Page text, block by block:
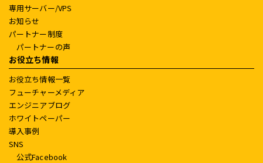
専用サーバー/VPS
お知らせ
パートナー制度
パートナーの声
お役立ち情報
お役立ち情報一覧
フューチャーメディア
エンジニアブログ
ホワイトペーパー
導入事例
SNS
公式Facebook